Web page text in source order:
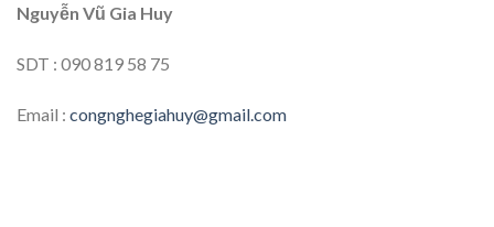
Nguyễn Vũ Gia Huy
SDT : 090 819 58 75
Email : congnghegiahuy@gmail.com